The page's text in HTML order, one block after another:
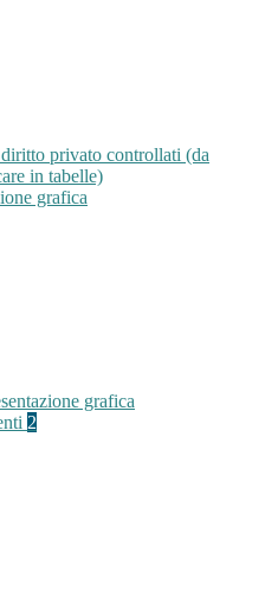
privato controllati (da
in tabelle)
grafica
grafica
2